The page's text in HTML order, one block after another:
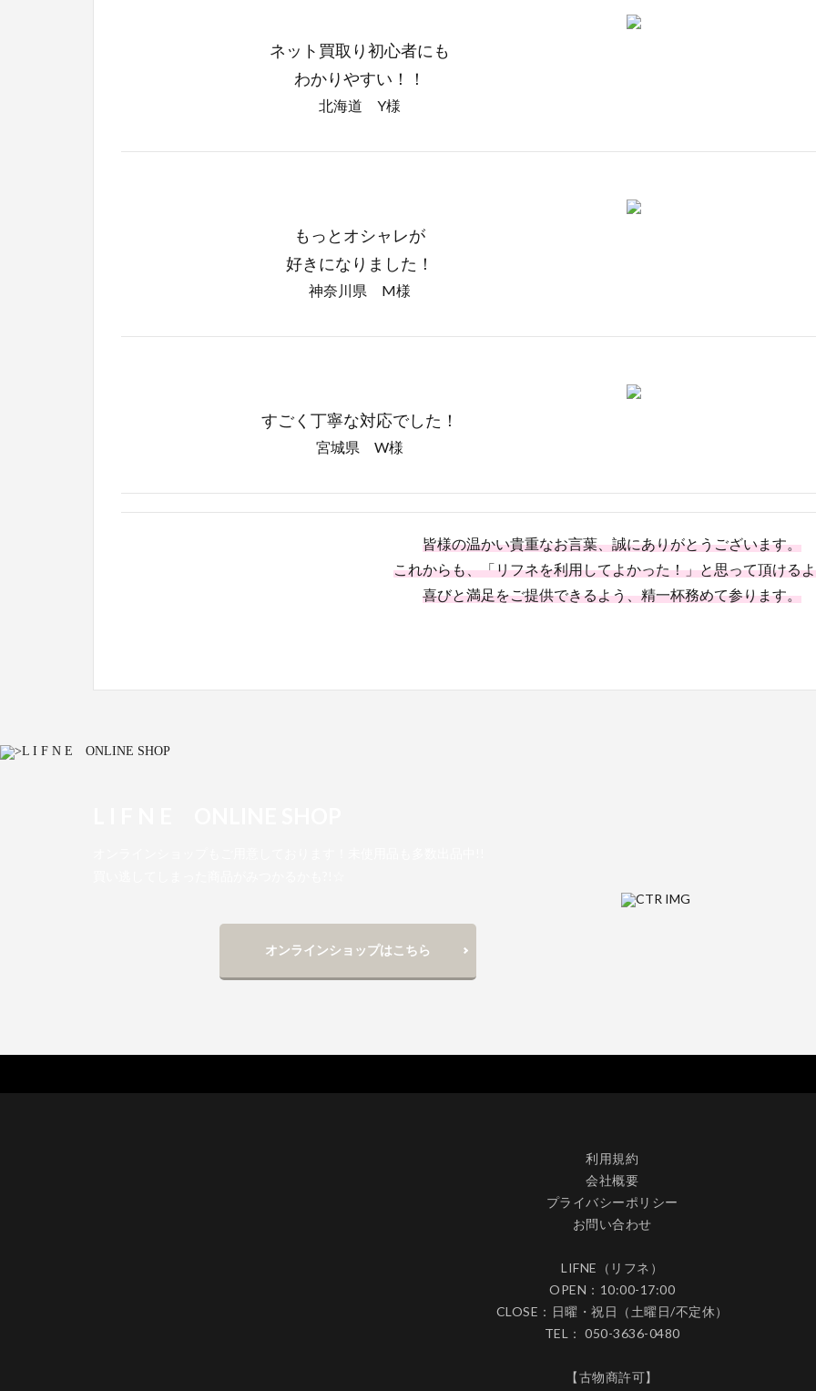
ネット買取り初心者にも
わかりやすい！！
北海道 Y様
もっとオシャレが
好きになりました！
神奈川県 M様
すごく丁寧な対応でした！
宮城県 W様
皆様の温かい貴重なお言葉、誠にありがとうございます。
これからも、「リフネを利用してよかった！」と思って頂ける
喜びと満足をご提供できるよう、精一杯務めて参ります。
オンラインショップはこちら
利用規約
会社概要
プライバシーポリシー
お問い合わせ
LIFNE（リフネ）
OPEN：10:00-17:00
CLOSE：日曜・祝日（土曜日/不定休）
TEL： 050-3636-0480
【古物商許可】